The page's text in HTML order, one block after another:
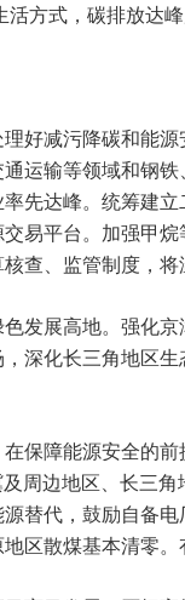
方式，碳排放达
理好减污降碳和能
运输等领域和钢
先达峰。统筹建
易平台。加强甲
查、监管制度，
色发展高地。强化
深化长三角地区
在保障能源安全的
周边地区、长三
替代，鼓励自备
区散煤基本清零